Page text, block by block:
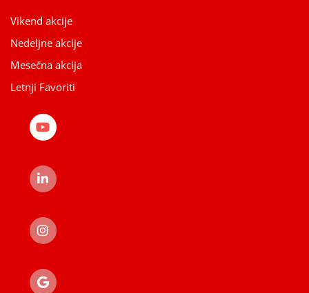
Vikend akcije
Nedeljne akcije
Mesečna akcija
Letnji Favoriti